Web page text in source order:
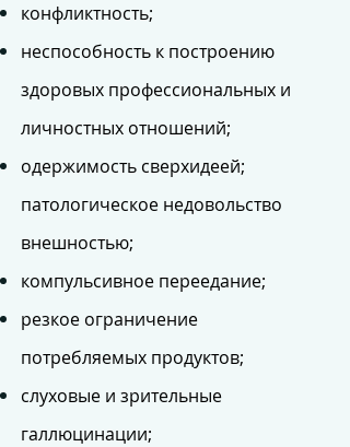
конфликтность;
неспособность к построению
здоровых профессиональных и
личностных отношений;
одержимость сверхидеей;
патологическое недовольство
внешностью;
компульсивное переедание;
резкое ограничение
потребляемых продуктов;
слуховые и зрительные
галлюцинации;